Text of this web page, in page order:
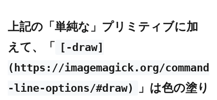
上記の「単純な」プリミティブに加
えて、「
[-draw]
(https://imagemagick.org/command
-line-options/#draw)
」は色の塗り